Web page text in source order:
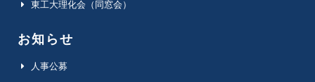
東工大理化会（同窓会）
お知らせ
人事公募